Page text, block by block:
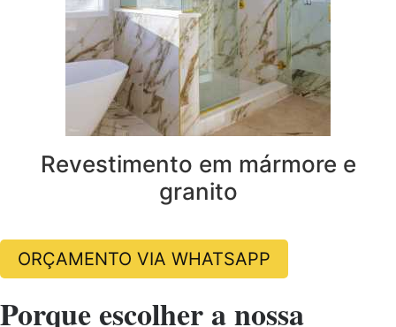
Revestimento em mármore e
granito
ORÇAMENTO VIA WHATSAPP
Porque escolher a nossa